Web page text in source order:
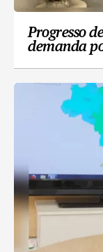
Progresso
demanda